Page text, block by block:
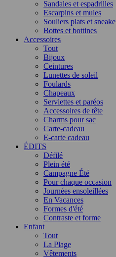
Sandales et espadrilles
Escarpins et mules
Souliers plats et
Bottes et bottines
Accessoires
Tout
Bijoux
Ceintures
Lunettes de soleil
Foulards
Chapeaux
Serviettes et paréos
Accessoires de tête
Charms pour sac
Carte-cadeau
E-carte cadeau
ÉDITS
Défilé
Plein été
Campagne Été
Pour chaque occasion
Journées ensoleillées
En Vacances
Formes d'été
Contraste et forme
Enfant
Tout
La Plage
Vêtements